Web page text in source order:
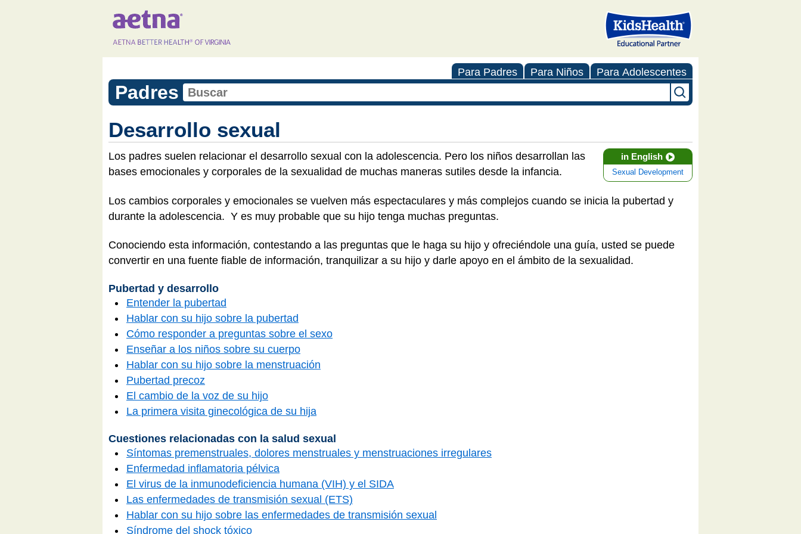
Para Padres Para Niños Para Adolescentes
Padres
Desarrollo sexual
in English
Sexual Development
Los padres suelen relacionar el desarrollo sexual con la adolescencia. Pero los niños desarrollan las
bases emocionales y corporales de la sexualidad de muchas maneras sutiles desde la infancia.
Los cambios corporales y emocionales se vuelven más espectaculares y más complejos cuando se inicia la pubertad y
durante la adolescencia. Y es muy probable que su hijo tenga muchas preguntas.
Conociendo esta información, contestando a las preguntas que le haga su hijo y ofreciéndole una guía, usted se puede
convertir en una fuente fiable de información, tranquilizar a su hijo y darle apoyo en el ámbito de la sexualidad.
Pubertad y desarrollo
Entender la pubertad
Hablar con su hijo sobre la pubertad
Cómo responder a preguntas sobre el sexo
Enseñar a los niños sobre su cuerpo
Hablar con su hijo sobre la menstruación
Pubertad precoz
El cambio de la voz de su hijo
La primera visita ginecológica de su hija
Cuestiones relacionadas con la salud sexual
Síntomas premenstruales, dolores menstruales y menstruaciones irregulares
Enfermedad inflamatoria pélvica
El virus de la inmunodeficiencia humana (VIH) y el SIDA
Las enfermedades de transmisión sexual (ETS)
Hablar con su hijo sobre las enfermedades de transmisión sexual
Síndrome del shock tóxico